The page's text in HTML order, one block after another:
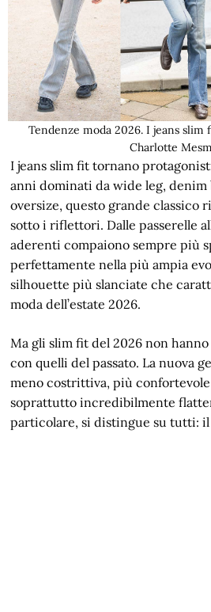
Tendenze moda 2026. I jeans
Charlotte
I jeans slim fit tornano
anni dominati da wide leg, denim
oversize, questo grande classico
sotto i riflettori. Dalle passerelle
aderenti compaiono sempre più
perfettamente nella più ampia
silhouette più slanciate che
moda dell’estate 2026.
Ma gli slim fit del 2026 non
con quelli del passato. La nuova
meno costrittiva, più confortevole
soprattutto incredibilmente
particolare, si distingue su tutti: